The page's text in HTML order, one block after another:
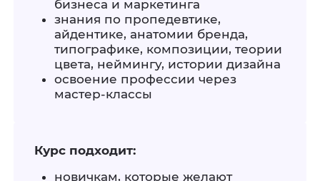
бизнеса и маркетинга
знания по пропедевтике,
айдентике, анатомии бренда,
типографике, композиции, теории
цвета, неймингу, истории дизайна
освоение профессии через
мастер-классы
Курс подходит:
новичкам, которые желают